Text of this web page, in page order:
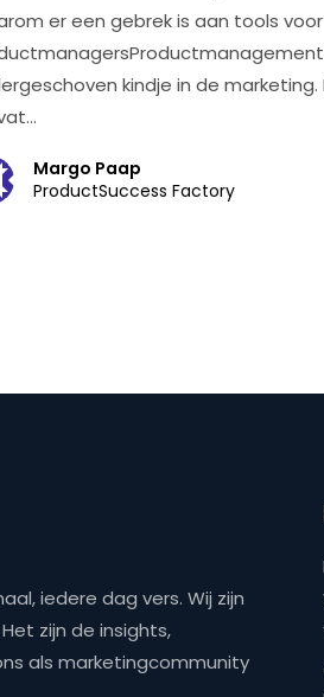
er een gebrek is aan tools voor
kindje in de marketing.
Margo Paap
ProductSuccess Factory
iedere dag vers. Wij zijn
zijn de insights,
als marketingcommunity